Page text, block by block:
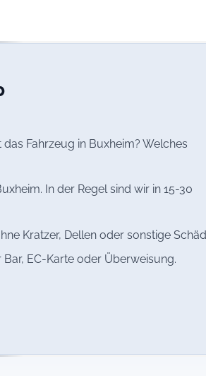
Fahrzeug in Buxheim? Welches
In der Regel sind wir in 15-30
Kratzer, Dellen oder sonstige
EC-Karte oder Überweisung.